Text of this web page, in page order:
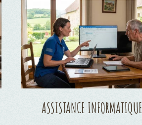
ASSISTANCE INFORMATIQUE